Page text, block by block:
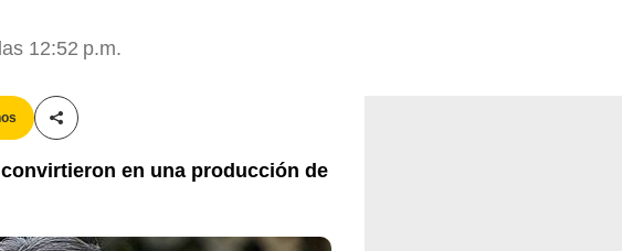
12:52 p.m.
Compartir esta noticia
en una producción de